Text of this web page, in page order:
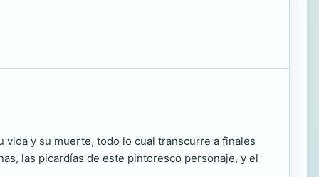
y su muerte, todo lo cual transcurre a finales
las picardías de este pintoresco personaje, y el